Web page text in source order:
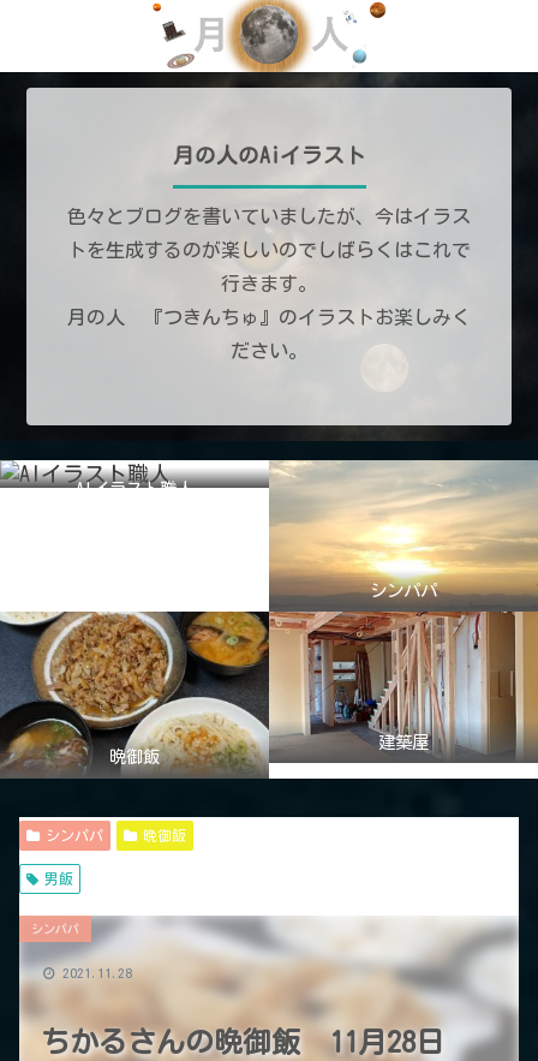
月の人のAiイラスト
色々とブログを書いていましたが、今はイラス
トを生成するのが楽しいのでしばらくはこれで
行きます。
月の人 『つきんちゅ』のイラストお楽しみく
ださい。
AIイラスト職人
シンパパ
晩御飯
建築屋
シンパパ 晩御飯
男飯
ちかるさんの晩御飯 11月28日
シンパパ
2021.11.28